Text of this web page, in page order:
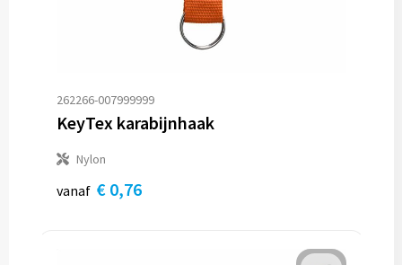
262266-007999999
KeyTex karabijnhaak
Nylon
vanaf € 0,76